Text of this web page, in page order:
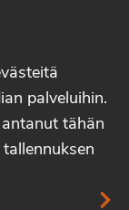
palveluihin.
tähän